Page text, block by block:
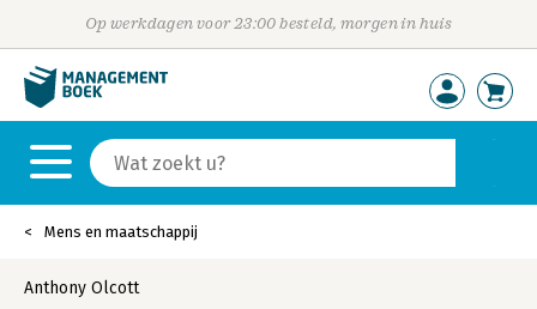
Op werkdagen voor 23:00 besteld, morgen in huis
Mens en maatschappij
Anthony Olcott